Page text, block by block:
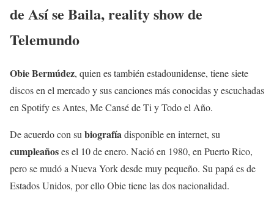
de Así se Baila, reality show de
Telemundo
Obie Bermúdez, quien es también estadounidense, tiene siete
discos en el mercado y sus canciones más conocidas y escuchadas
en Spotify es Antes, Me Cansé de Ti y Todo el Año.
De acuerdo con su biografíadisponible en internet, su
cumpleañoses el 10 de enero. Nació en 1980, en Puerto Rico,
pero se mudó a Nueva York desde muy pequeño. Su papá es de
Estados Unidos, por ello Obie tiene las dos nacionalidad.